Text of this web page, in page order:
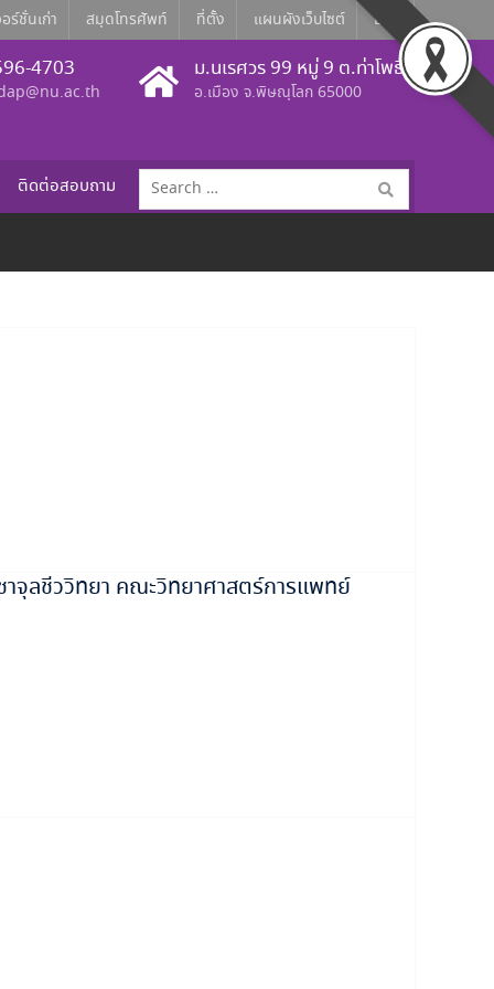
อร์ชั่นเก่า สมุดโทรศัพท์ ที่ตั้ง แผนผังเว็บไซต์ Eng
4703 ม.นเรศวร 99 หมู่ 9 ต.ท่าโพธิ์
อ.เมือง จ.พิษณุโลก 65000
ติดต่อสอบถาม
Search
for:
จุลชีววิทยา คณะวิทยาศาสตร์การแพทย์